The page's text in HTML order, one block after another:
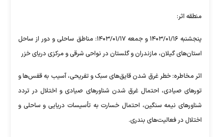
منطقه اثر:
پنجشنبه ۱۴۰۳/۰۱/۱۶ و جمعه ۱۴۰۳/۰۱/۱۷: مناطق ساحلی و دور از ساحل
استان‌های گیلان، مازندران و گلستان در نواحی شرقی و مرکزی دریای خزر
اثر مخاطره: خطر غرق شدن قایق‌های سبک و تفریحی، آسیب به قفس‌ها و
تور‌های صیادی، احتمال غرق شدن شناور‌های صیادی و اختلال در تردد
شناور‌های نیمه سنگین، احتمال خسارت به تأسیسات دریایی و ساحلی و
اختلال در فعالیت‌های بندری.